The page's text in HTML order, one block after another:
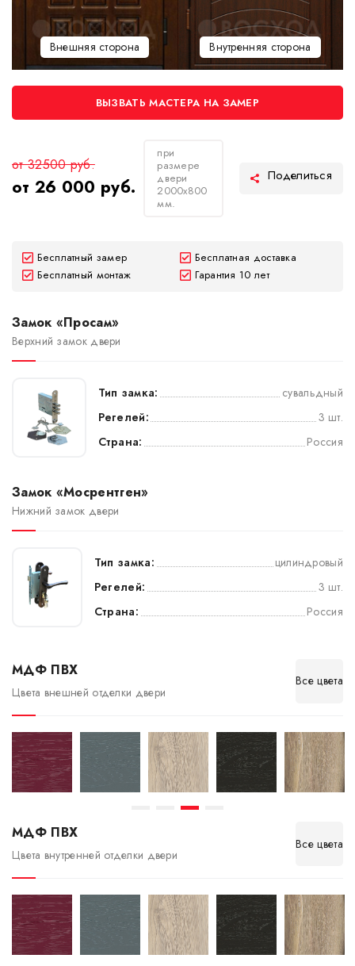
Внешняя сторона Внутренняя сторона
ВЫЗВАТЬ МАСТЕРА НА ЗАМЕР
от 32500 руб.
от 26 000 руб.
при
размере
двери
2000х800
мм.
Бесплатный замер
Бесплатная доставка
Бесплатный монтаж
Гарантия 10 лет
Замок «Просам»
Верхний замок двери
Тип замка:
сувальдный
Регелей:
3 шт.
Страна:
Россия
Замок «Мосрентген»
Нижний замок двери
Тип замка:
цилиндровый
Регелей:
3 шт.
Страна:
Россия
МДФ ПВХ
Цвета внешней отделки двери
Все цвета
МДФ ПВХ
Цвета внутренней отделки двери
Все цвета